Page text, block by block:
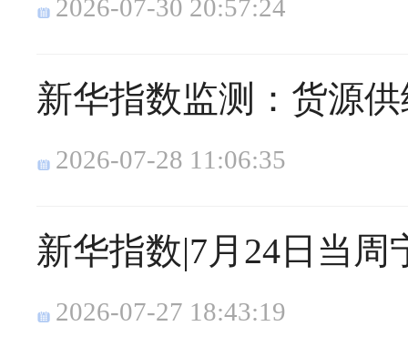
2026-07-30 20:57:24
新华指数监测：货源
2026-07-28 11:06:35
新华指数|7月24日当
2026-07-27 18:43:19